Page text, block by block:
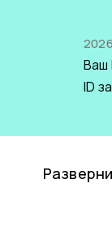
Ваш
ID